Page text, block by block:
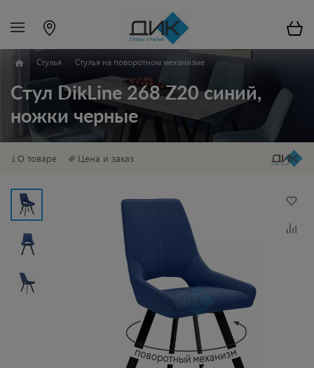
Стулья Стулья на поворотном механизме
Стул DikLine 268 Z20 синий,
ножки черные
О товаре Цена и заказ